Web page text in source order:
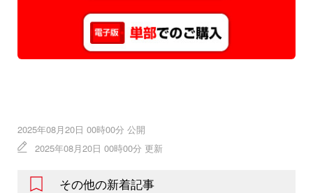
2025年08月20日 00時00分 公開
2025年08月20日 00時00分 更新
その他の新着記事